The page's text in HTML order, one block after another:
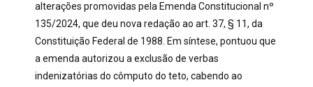
alterações promovidas pela Emenda Constitucional nº
135/2024, que deu nova redação ao art. 37, § 11, da
Constituição Federal de 1988. Em síntese, pontuou que
a emenda autorizou a exclusão de verbas
indenizatórias do cômputo do teto, cabendo ao